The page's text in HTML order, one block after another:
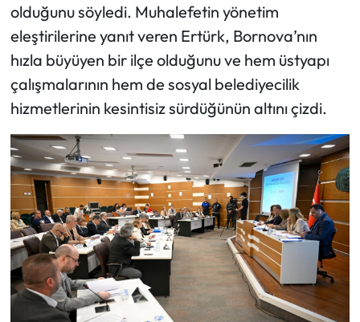
olduğunu söyledi. Muhalefetin yönetim
eleştirilerine yanıt veren Ertürk, Bornova’nın
hızla büyüyen bir ilçe olduğunu ve hem üstyapı
çalışmalarının hem de sosyal belediyecilik
hizmetlerinin kesintisiz sürdüğünün altını çizdi.